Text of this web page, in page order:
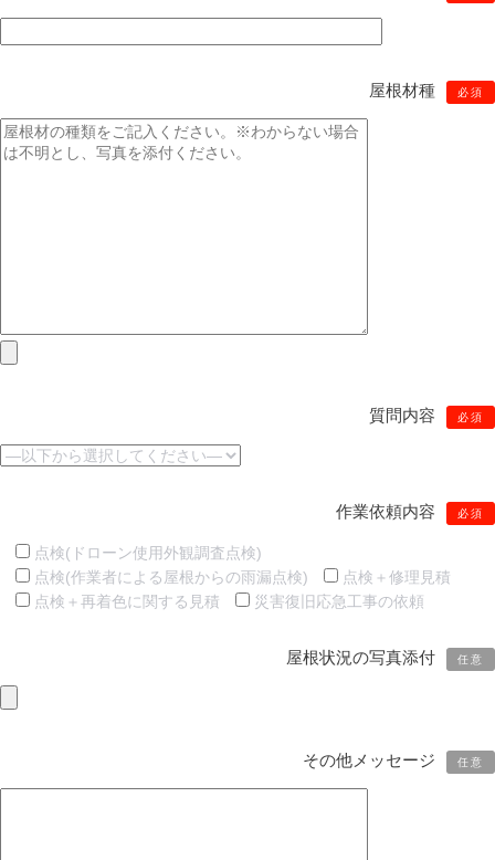
屋根材種 必須
質問内容 必須
作業依頼内容 必須
点検(ドローン使用外観調査点検)
点検(作業者による屋根からの雨漏点検)
点検＋修理見積
点検＋再着色に関する見積
災害復旧応急工事の依頼
屋根状況の写真添付 任意
その他メッセージ 任意